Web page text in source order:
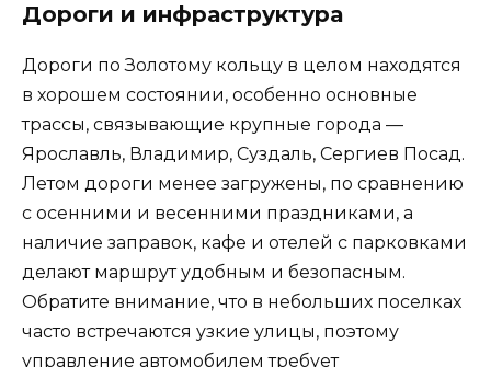
Дороги и инфраструктура
Дороги по Золотому кольцу в целом находятся
в хорошем состоянии, особенно основные
трассы, связывающие крупные города —
Ярославль, Владимир, Суздаль, Сергиев Посад.
Летом дороги менее загружены, по сравнению
с осенними и весенними праздниками, а
наличие заправок, кафе и отелей с парковками
делают маршрут удобным и безопасным.
Обратите внимание, что в небольших поселках
часто встречаются узкие улицы, поэтому
управление автомобилем требует